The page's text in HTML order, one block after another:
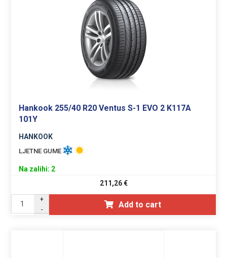
Hankook 255/40 R20 Ventus S-1 EVO 2 K117A
101Y
HANKOOK
LJETNE GUME
Na zalihi: 2
211,26€
+
-
Add to cart